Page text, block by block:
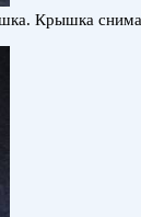
Крышка